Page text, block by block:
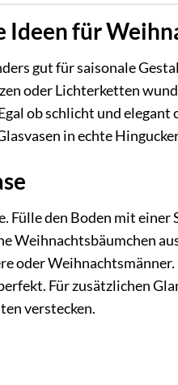
Ideen für
gut für saisonale
oder Lichterketten
ob schlicht und elegant
in echte
Fülle den Boden mit einer
Weihnachtsbäumchen
oder Weihnachtsmänner.
Für zusätzlichen
verstecken.